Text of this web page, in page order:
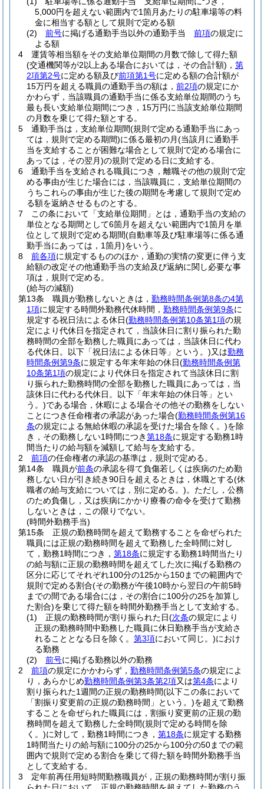
5,000円を超えない範囲内で1箇月あたりの駐車場等の料
金に相当する額として規則で定める額
(2)
前号に掲げる通勤手当以外の通勤手当 前項の規定に
よる額
4
運賃等相当額をその支給単位期間の月数で除して得た額
(交通機関等が2以上ある場合においては，その合計額) ， 第
2項第2号に定める額及び前項第1号に定める額の合計額が
15万円を超える職員の通勤手当の額は， 前2項の規定にか
かわらず，当該職員の通勤手当に係る支給単位期間のうち
最も長い支給単位期間につき，15万円に当該支給単位期間
の月数を乗じて得た額とする。
5
通勤手当は，支給単位期間(規則で定める通勤手当にあっ
ては，規則で定める期間)に係る最初の月(当該月に通勤手
当を支給することが困難な場合として規則で定める場合に
あっては，その翌月)の規則で定める日に支給する。
6
通勤手当を支給される職員につき，離職その他の規則で定
める事由が生じた場合には，当該職員に，支給単位期間の
うちこれらの事由が生じた後の期間を考慮して規則で定め
る額を返納させるものとする。
7
この条において「支給単位期間」とは，通勤手当の支給の
単位となる期間として6箇月を超えない範囲内で1箇月を単
位として規則で定める期間(自動車等及び駐車場等に係る通
勤手当にあっては，1箇月)をいう。
8
前各項に規定するもののほか，通勤の実情の変更に伴う支
給額の改定その他通勤手当の支給及び返納に関し必要な事
項は，規則で定める。
(給与の減額)
第13条
職員が勤務しないときは， 勤務時間条例第8条の4第
1項に規定する時間外勤務代休時間， 勤務時間条例第9条に
規定する祝日法による休日(勤務時間条例第10条第1項の規
定により代休日を指定されて，当該休日に割り振られた勤
務時間の全部を勤務した職員にあっては，当該休日に代わ
る代休日。以下「祝日法による休日等」という。)又は勤務
時間条例第9条に規定する年末年始の休日(勤務時間条例第
10条第1項の規定により代休日を指定されて当該休日に割
り振られた勤務時間の全部を勤務した職員にあっては，当
該休日に代わる代休日。以下「年末年始の休日等」とい
う。)である場合，休暇による場合その他その勤務をしない
ことにつき任命権者の承認があった場合(勤務時間条例第16
条の規定による無給休暇の承認を受けた場合を除く。)を除
き，その勤務しない1時間につき第18条に規定する勤務1時
間当たりの給与額を減額して給与を支給する。
2
前項の任命権者の承認の基準は，規則で定める。
第14条
職員が前条の承認を得て負傷若しくは疾病のため勤
務しない日が引き続き90日を超えるときは，休職とする(休
職者の給与支給については，別に定める。)。 ただし，公務
のため負傷し，又は疾病にかかり療養の命令を受けて勤務
しないときは，この限りでない。
(時間外勤務手当)
第15条
正規の勤務時間を超えて勤務することを命ぜられた
職員には正規の勤務時間を超えて勤務した全時間に対し
て，勤務1時間につき， 第18条に規定する勤務1時間当たり
の給与額に正規の勤務時間を超えてした次に掲げる勤務の
区分に応じてそれぞれ100分の125から150までの範囲内で
規則で定める割合(その勤務が午後10時から翌日の午前5時
までの間である場合には，その割合に100分の25を加算し
た割合)を乗じて得た額を時間外勤務手当として支給する。
(1)
正規の勤務時間が割り振られた日(次条の規定により
正規の勤務時間中勤務した職員に休日勤務手当が支給さ
れることとなる日を除く。 第3項において同じ。)におけ
る勤務
(2)
前号に掲げる勤務以外の勤務
2
前項の規定にかかわらず， 勤務時間条例第5条の規定によ
り，あらかじめ勤務時間条例第3条第2項又は第4条により
割り振られた1週間の正規の勤務時間(以下この条において
「割振り変更前の正規の勤務時間」という。)を超えて勤務
することを命ぜられた職員には，割振り変更前の正規の勤
務時間を超えて勤務した全時間(規則で定める時間を除
く。)に対して，勤務1時間につき， 第18条に規定する勤務
1時間当たりの給与額に100分の25から100分の50までの範
囲内で規則で定める割合を乗じて得た額を時間外勤務手当
として支給する。
3
定年前再任用短時間勤務職員が，正規の勤務時間が割り振